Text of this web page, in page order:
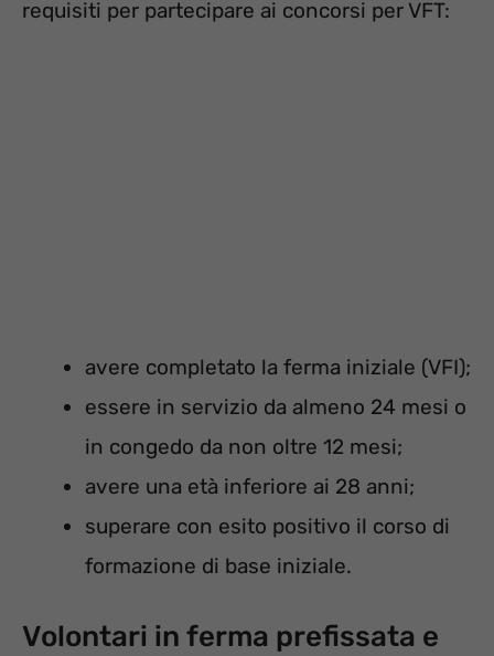
requisiti per partecipare ai concorsi per VFT:
avere completato la ferma iniziale (VFI);
essere in servizio da almeno 24 mesi o
in congedo da non oltre 12 mesi;
avere una età inferiore ai 28 anni;
superare con esito positivo il corso di
formazione di base iniziale.
Volontari in ferma prefissata e